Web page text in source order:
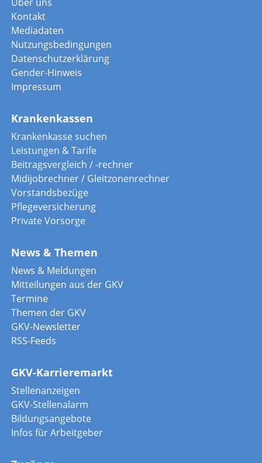
Kontakt
Mediadaten
Nutzungsbedingungen
Datenschutzerklärung
Gender-Hinweis
Impressum
Krankenkassen
Krankenkasse suchen
Leistungen & Tarife
Beitragsvergleich / -rechner
Midijobrechner / Gleitzonenrechner
Vorstandsbezüge
Pflegeversicherung
Private Vorsorge
News & Themen
News & Meldungen
Mitteilungen aus der GKV
Termine
Themen der GKV
GKV-Newsletter
RSS-Feeds
GKV-Karrieremarkt
Stellenanzeigen
GKV-Stellenalarm
Bildungsangebote
Infos für Arbeitgeber